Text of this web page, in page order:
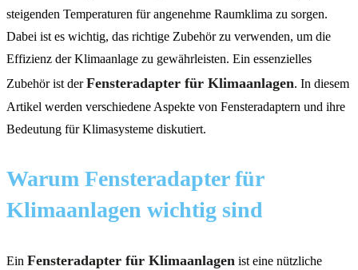
steigenden Temperaturen für angenehme Raumklima zu sorgen.
Dabei ist es wichtig, das richtige Zubehör zu verwenden, um die
Effizienz der Klimaanlage zu gewährleisten. Ein essenzielles
Zubehör ist derFensteradapter für Klimaanlagen. In diesem
Artikel werden verschiedene Aspekte von Fensteradaptern und ihre
Bedeutung für Klimasysteme diskutiert.
Warum Fensteradapter für
Klimaanlagen wichtig sind
Ein Fensteradapter für Klimaanlagen ist eine nützliche